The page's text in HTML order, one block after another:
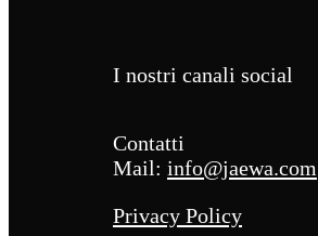
I nostri canali social
Contatti
Mail: info@jaewa.com
Privacy Policy